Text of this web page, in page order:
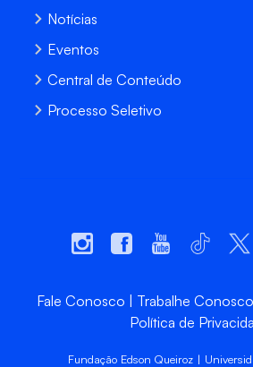
Notícias
Eventos
Central de Conteúdo
Processo Seletivo
Fale Conosco Trabalhe Conosco
Política de
Fundação Edson Queiroz |